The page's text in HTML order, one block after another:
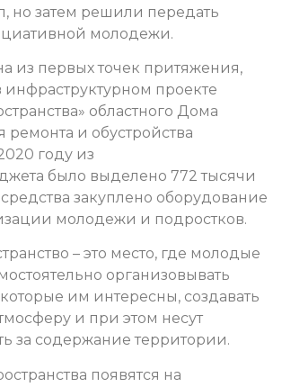
но затем решили передать
молодежи.
из первых точек притяжения,
проекте
областного Дома
и обустройства
году из
было выделено 772 тысячи
закуплено оборудование
молодежи и подростков.
– это место, где молодые
организовывать
им интересны, создавать
и при этом несут
за содержание территории.
появятся на